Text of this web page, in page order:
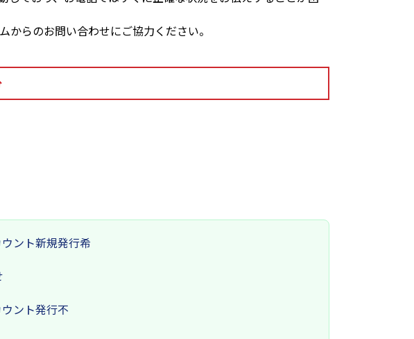
らのお問い合わせにご協力ください。
ント新規発行希
ント発行不